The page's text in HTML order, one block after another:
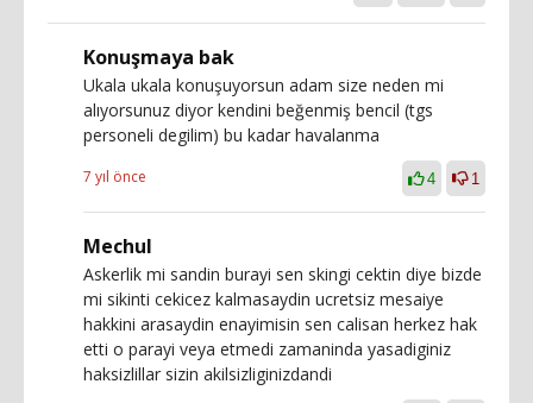
Konuşmaya bak
Ukala ukala konuşuyorsun adam size neden mi
alıyorsunuz diyor kendini beğenmiş bencil (tgs
personeli degilim) bu kadar havalanma
7 yıl önce 4 1
Mechul
Askerlik mi sandin burayi sen skingi cektin diye bizde
mi sikinti cekicez kalmasaydin ucretsiz mesaiye
hakkini arasaydin enayimisin sen calisan herkez hak
etti o parayi veya etmedi zamaninda yasadiginiz
haksizlillar sizin akilsizliginizdandi